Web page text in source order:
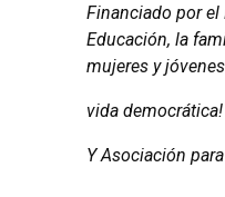
Financiado por
Educación, la
mujeres y jóvenes
vida democrática!
Y Asociación